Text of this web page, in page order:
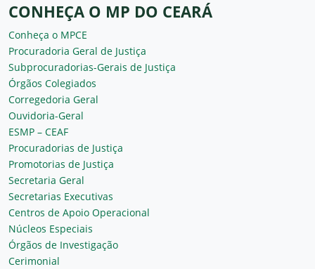
CONHEÇA O MP DO CEARÁ
Conheça o MPCE
Procuradoria Geral de Justiça
Subprocuradorias-Gerais de Justiça
Órgãos Colegiados
Corregedoria Geral
Ouvidoria-Geral
ESMP – CEAF
Procuradorias de Justiça
Promotorias de Justiça
Secretaria Geral
Secretarias Executivas
Centros de Apoio Operacional
Núcleos Especiais
Órgãos de Investigação
Cerimonial